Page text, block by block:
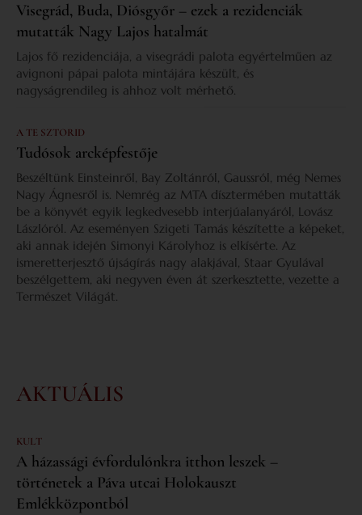
Visegrád, Buda, Diósgyőr – ezek a rezidenciák
mutatták Nagy Lajos hatalmát
Lajos fő rezidenciája, a visegrádi palota egyértelműen az
avignoni pápai palota mintájára készült, és
nagyságrendileg is ahhoz volt mérhető.
A TE SZTORID
Tudósok arcképfestője
Beszéltünk Einsteinről, Bay Zoltánról, Gaussról, még Nemes
Nagy Ágnesről is. Nemrég az MTA dísztermében mutatták
be a könyvét egyik legkedvesebb interjúalanyáról, Lovász
Lászlóról. Az eseményen Szigeti Tamás készítette a képeket,
aki annak idején Simonyi Károlyhoz is elkísérte. Az
ismeretterjesztő újságírás nagy alakjával, Staar Gyulával
beszélgettem, aki negyven éven át szerkesztette, vezette a
Természet Világát.
AKTUÁLIS
KULT
A házassági évfordulónkra itthon leszek –
történetek a Páva utcai Holokauszt
Emlékközpontból